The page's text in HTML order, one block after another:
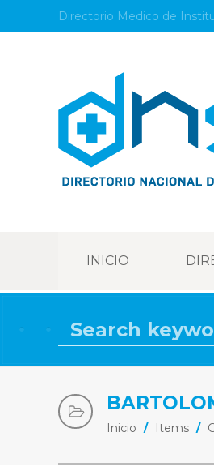
Directorio Medico de
INICIO
Inicio / Items /